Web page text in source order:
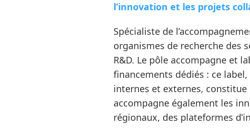
l’innovation et les projets
Spécialiste de
organismes de recherche des
R&D. Le pôle accompagne et
financements dédiés : ce
internes et externes, constitue
accompagne également les
régionaux, des plateformes